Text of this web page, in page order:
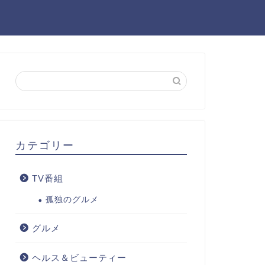
カテゴリー
TV番組
孤独のグルメ
グルメ
ヘルス＆ビューティー